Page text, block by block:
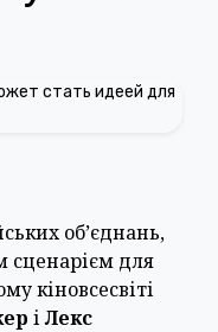
об’єднань,
сценарієм для
кіновсесвіті
іЛекс